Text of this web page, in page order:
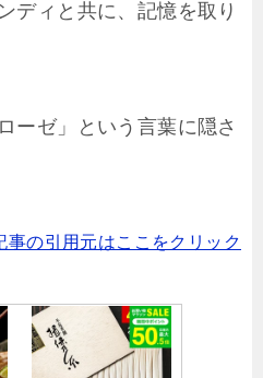
ディと共に、記憶を取り
ーゼ」という言葉に隠さ
事の引用元はここをクリック